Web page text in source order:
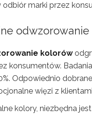
odbiór marki przez
kolorów
konsumentów.
Odpowiednio
więzi z
kolory, niezbędna jest